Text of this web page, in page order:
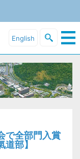
English
で全部門入賞
部】